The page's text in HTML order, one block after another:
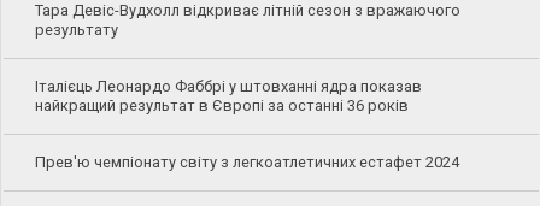
Тара Девіс-Вудхолл відкриває літній сезон з вражаючого
результату
Італієць Леонардо Фаббрі у штовханні ядра показав
найкращий результат в Європі за останні 36 років
Прев'ю чемпіонату світу з легкоатлетичних естафет 2024